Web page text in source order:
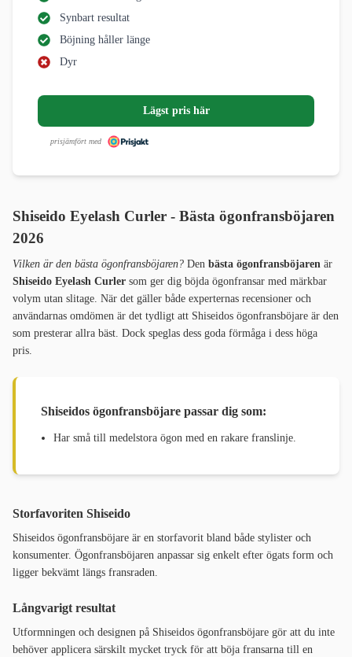
Synbart resultat
Böjning håller länge
Dyr
Lägst pris här
prisjämfört med
Shiseido Eyelash Curler - Bästa ögonfransböjaren
2026
Vilken är den bästa ögonfransböjaren? Den bästa ögonfransböjaren är
Shiseido Eyelash Curler som ger dig böjda ögonfransar med märkbar
volym utan slitage. När det gäller både experternas recensioner och
användarnas omdömen är det tydligt att Shiseidos ögonfransböjare är den
som presterar allra bäst. Dock speglas dess goda förmåga i dess höga
pris.
Shiseidos ögonfransböjare passar dig som:
Har små till medelstora ögon med en rakare franslinje.
Storfavoriten Shiseido
Shiseidos ögonfransböjare är en storfavorit bland både stylister och
konsumenter. Ögonfransböjaren anpassar sig enkelt efter ögats form och
ligger bekvämt längs fransraden.
Långvarigt resultat
Utformningen och designen på Shiseidos ögonfransböjare gör att du inte
behöver applicera särskilt mycket tryck för att böja fransarna till en